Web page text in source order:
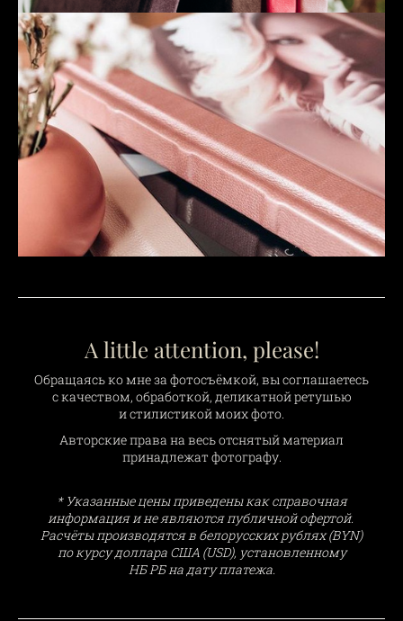
A little attention, please!
Обращаясь ко мне за фотосъёмкой, вы соглашаетесь
с качеством, обработкой, деликатной ретушью
и стилистикой моих фото.
Авторские права на весь отснятый материал
принадлежат фотографу.
* Указанные цены приведены как справочная
информация и не являются публичной офертой.
Расчёты производятся в белорусских рублях (BYN)
по курсу доллара США (USD), установленному
НБ РБ на дату платежа.